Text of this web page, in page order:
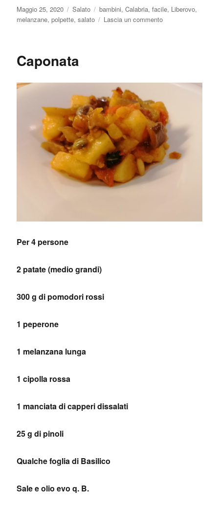
Pubblicato
il
Maggio 25, 2020 Categorie
Salato Tag
bambini,Calabria,facile, Liberovo,
melanzane,polpette,salato Lascia un commentosu
Caponata
Per 4 persone
2 patate (medio grandi)
300 g di pomodori rossi
1 peperone
1 melanzana lunga
1 cipolla rossa
1 manciata di capperi dissalati
25 g di pinoli
Qualche foglia di Basilico
Sale e olio evo q. B.